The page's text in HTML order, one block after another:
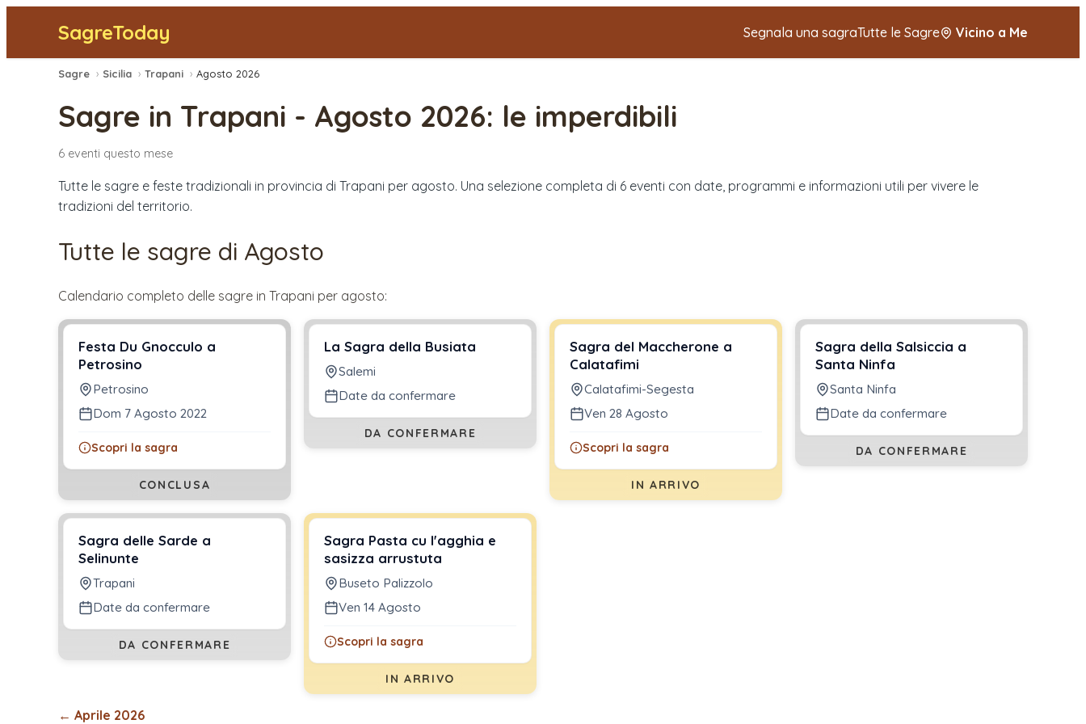
SagreToday Segnala una sagraTutte le Sagre Vicino a Me
Sagre › Sicilia › Trapani › Agosto 2026
Sagre in Trapani - Agosto 2026: le imperdibili
6 eventi questo mese
Tutte le sagre e feste tradizionali in provincia di Trapani per agosto. Una selezione completa di 6 eventi con date, programmi e informazioni utili per vivere le
tradizioni del territorio.
Tutte le sagre di Agosto
Calendario completo delle sagre in Trapani per agosto:
Festa Du Gnocculo a
Petrosino
Petrosino
Dom 7 Agosto 2022
Scopri la sagra
CONCLUSA
La Sagra della Busiata
Salemi
Date da confermare
DA CONFERMARE
Sagra del Maccherone a
Calatafimi
Calatafimi-Segesta
Ven 28 Agosto
Scopri la sagra
IN ARRIVO
Sagra della Salsiccia a
Santa Ninfa
Santa Ninfa
Date da confermare
DA CONFERMARE
Sagra delle Sarde a
Selinunte
Trapani
Date da confermare
DA CONFERMARE
Sagra Pasta cu l'agghia e
sasizza arrustuta
Buseto Palizzolo
Ven 14 Agosto
Scopri la sagra
IN ARRIVO
← Aprile 2026